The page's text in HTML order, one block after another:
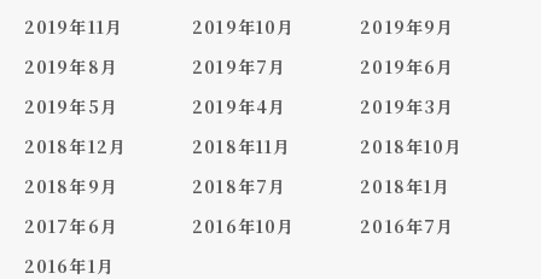
2019年11月
2019年10月
2019年9月
2019年8月
2019年7月
2019年6月
2019年5月
2019年4月
2019年3月
2018年12月
2018年11月
2018年10月
2018年9月
2018年7月
2018年1月
2017年6月
2016年10月
2016年7月
2016年1月